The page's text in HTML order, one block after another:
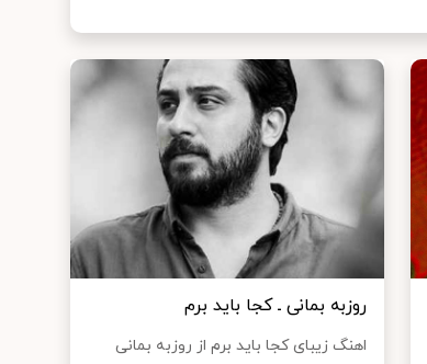
روزبه بمانی ـ کجا باید برم
اهنگ زیبای کجا باید برم از روزبه بمانی